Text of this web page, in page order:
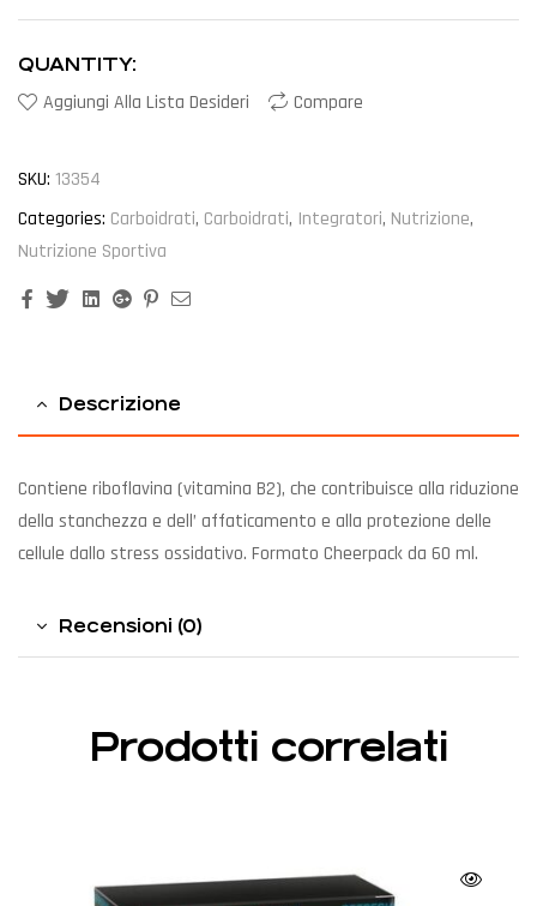
QUANTITY:
Aggiungi Alla Lista Desideri Compare
SKU: 13354
Categories: Carboidrati, Carboidrati, Integratori, Nutrizione,
Nutrizione Sportiva
FacebookTwitterLinkedinGoogle+Pinterest
Descrizione
Contiene riboflavina (vitamina B2), che contribuisce alla riduzione
della stanchezza e dell’ affaticamento e alla protezione delle
cellule dallo stress ossidativo. Formato Cheerpack da 60 ml.
Recensioni (0)
Prodotti correlati